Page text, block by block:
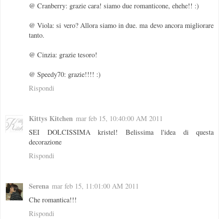
@ Cranberry: grazie cara! siamo due romanticone, ehehe!! :)
@ Viola: si vero? Allora siamo in due. ma devo ancora migliorare
tanto.
@ Cinzia: grazie tesoro!
@ Speedy70: grazie!!!! :)
Rispondi
Kittys Kitchen mar feb 15, 10:40:00 AM 2011
SEI DOLCISSIMA kristel! Belissima l'idea di questa
decorazione
Rispondi
Serena mar feb 15, 11:01:00 AM 2011
Che romantica!!!
Rispondi